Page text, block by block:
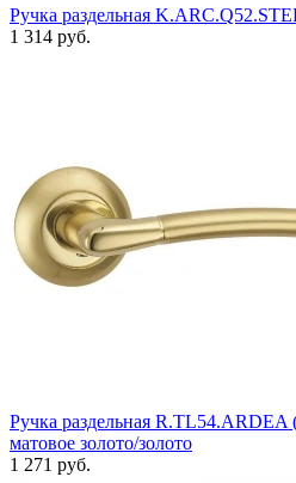
Ручка раздельная
1 314 руб.
Ручка раздельная
матовое золото/золото
1 271 руб.